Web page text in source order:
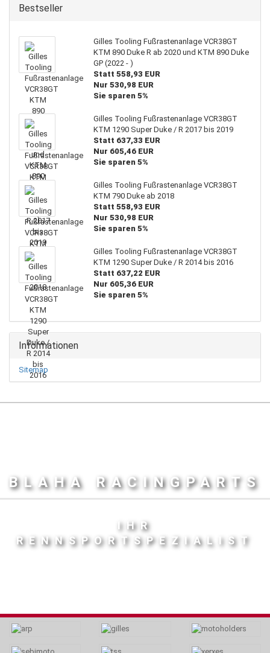
Bestseller
Gilles Tooling Fußrastenanlage VCR38GT
KTM 890 Duke R ab 2020 und KTM 890 Duke
GP (2022 - )
Statt 558,93 EUR
Nur 530,98 EUR
Sie sparen 5%
Gilles Tooling Fußrastenanlage VCR38GT
KTM 1290 Super Duke / R 2017 bis 2019
Statt 637,33 EUR
Nur 605,46 EUR
Sie sparen 5%
Gilles Tooling Fußrastenanlage VCR38GT
KTM 790 Duke ab 2018
Statt 558,93 EUR
Nur 530,98 EUR
Sie sparen 5%
Gilles Tooling Fußrastenanlage VCR38GT
KTM 1290 Super Duke / R 2014 bis 2016
Statt 637,22 EUR
Nur 605,36 EUR
Sie sparen 5%
Informationen
Sitemap
BLAHA RACINGPARTS
IHR
RENNSPORTSPEZIALIST